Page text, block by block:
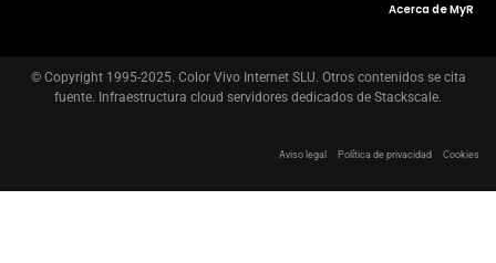
Acerca de MyR
© Copyright 1995-2025. Color Vivo Internet SLU. Otros contenidos se cita
fuente. Infraestructura cloud servidores dedicados de Stackscale.
Aviso legal Política de privacidad Cookies